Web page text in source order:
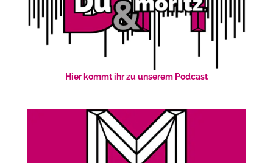
Hier kommt ihr zu unserem Podcast